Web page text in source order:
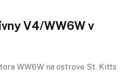
V4/WW6W v
WW6W na ostrove St. Kitts